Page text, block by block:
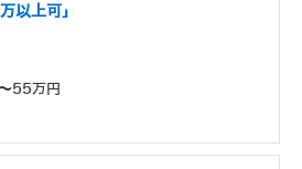
以上可」
55万円